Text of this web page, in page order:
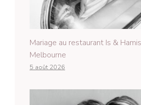
Mariage au restaurant Is &
Melbourne
5 août 2026